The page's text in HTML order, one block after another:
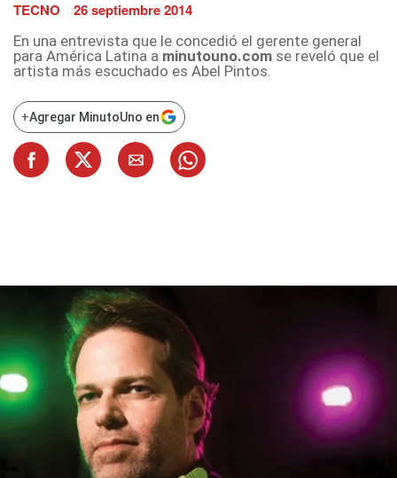
TECNO 26 septiembre 2014
En una entrevista que le concedió el gerente general
para América Latina a minutouno.com se reveló que el
artista más escuchado es Abel Pintos.
+Agregar MinutoUno en